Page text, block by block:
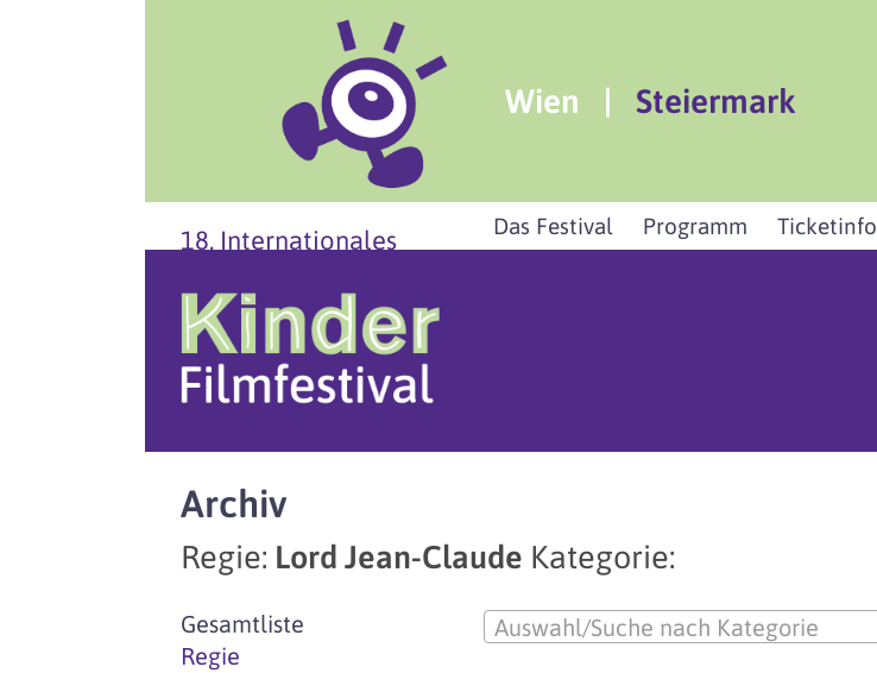
Wien | Steiermark
18. Internationales Das Festival Programm Ticketinfo
Archiv
Regie: Lord Jean-Claude Kategorie:
Gesamtliste
Regie
Auswahl/Suche nach Kategorie